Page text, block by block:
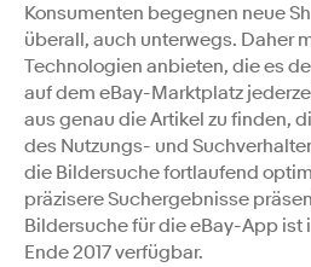
Konsumenten begegnen neue
überall, auch unterwegs. Daher
Technologien anbieten, die es
auf dem eBay-Marktplatz
aus genau die Artikel zu finden,
des Nutzungs- und
die Bildersuche fortlaufend
präzisere Suchergebnisse
Bildersuche für die eBay-App ist
Ende 2017 verfügbar.